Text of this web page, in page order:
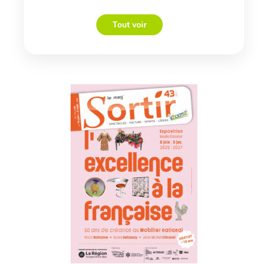
Tout voir